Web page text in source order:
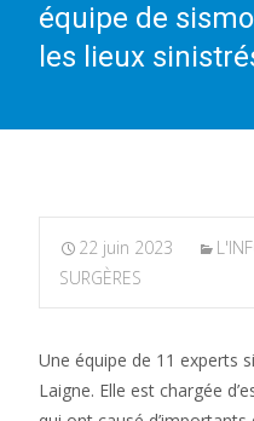
équipe de
les lieux
22 juin 2023
SURGÈRES
Une équipe de 11 experts
Laigne. Elle est chargée